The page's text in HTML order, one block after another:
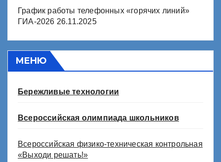
График работы телефонных «горячих линий»
ГИА-2026 26.11.2025
МЕНЮ
Бережливые технологии
Всероссийская олимпиада школьников
Всероссийская физико-техническая контрольная
«Выходи решать!»